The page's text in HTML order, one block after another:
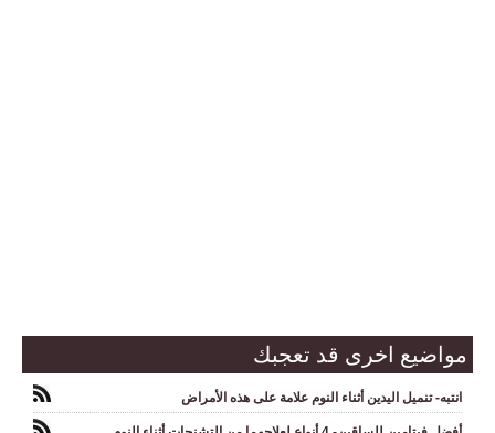
مواضيع اخرى قد تعجبك
انتبه- تنميل اليدين أثناء النوم علامة على هذه الأمراض